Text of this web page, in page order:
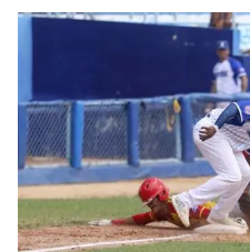
EXPLOTACIÓN
Uruguay alerta sobre la